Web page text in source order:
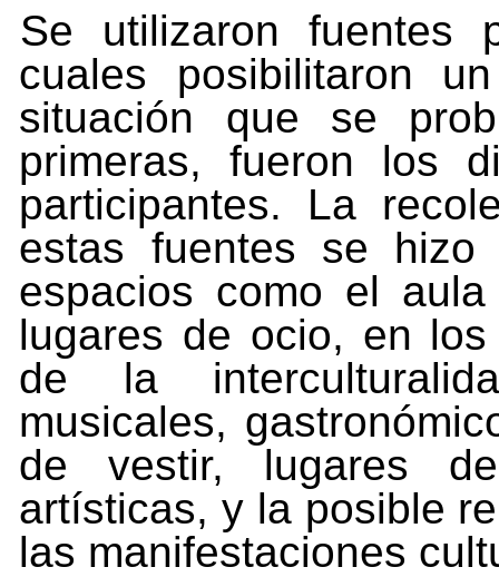
Se
utilizaron fuentes
cuales
posibilitaron
un
situación
que
se
primeras,
fueron los
participantes.
La
estas
fuentes se
hizo
espacios como el aula
lugares de ocio, en
de la
musicales,
de vestir, lugares de
artísticas, y la posible
las manifestaciones